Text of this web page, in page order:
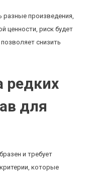
произведения,
ценности, риск будет
снизить
редких
для
и требует
которые